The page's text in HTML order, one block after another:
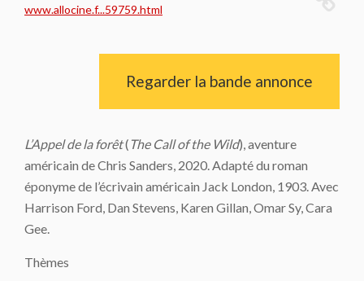
www.allocine.f...59759.html
Regarder la bande annonce
L’Appel de la forêt( The Call of the Wild), aventure
américain de Chris Sanders, 2020. Adapté du roman
éponyme de l’écrivain américain Jack London, 1903. Avec
Harrison Ford, Dan Stevens, Karen Gillan, Omar Sy, Cara
Gee.
Thèmes